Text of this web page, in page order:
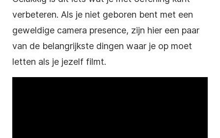
verbeteren. Als je niet geboren bent met een
geweldige camera presence, zijn hier een paar
van de belangrijkste dingen waar je op moet
letten als je jezelf filmt.